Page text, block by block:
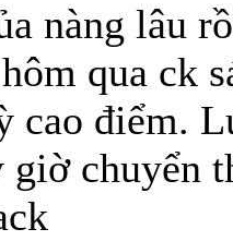
nàng lâu
qua ck
cao điểm.
chuyển